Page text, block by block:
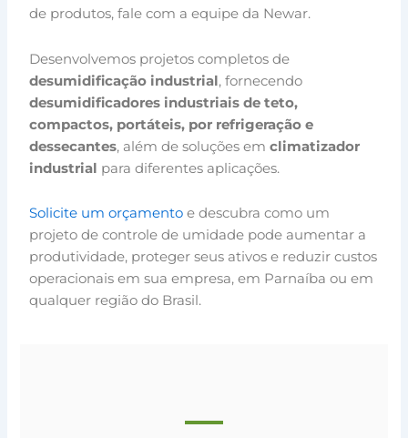
de produtos, fale com a equipe da Newar.
Desenvolvemos projetos completos de
desumidificação industrial, fornecendo
desumidificadores industriais de teto,
compactos, portáteis, por refrigeração e
dessecantes, além de soluções emclimatizador
industrial para diferentes aplicações.
Solicite um orçamento e descubra como um
projeto de controle de umidade pode aumentar a
produtividade, proteger seus ativos e reduzir custos
operacionais em sua empresa, em Parnaíba ou em
qualquer região do Brasil.